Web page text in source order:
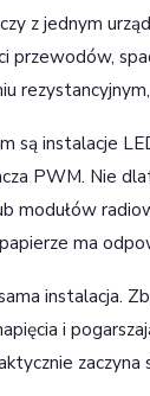
z jednym
przewodów,
są instalacje
PWM. Nie
modułów
ma
instalacja.
i
zaczyna